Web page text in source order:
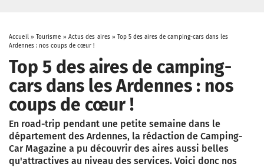
Accueil» Tourisme » Actus des aires »Top 5 des aires de camping-cars dans les
Ardennes : nos coups de cœur !
Top 5 des aires de camping-
cars dans les Ardennes : nos
coups de cœur !
En road-trip pendant une petite semaine dans le
département des Ardennes, la rédaction de Camping-
Car Magazine a pu découvrir des aires aussi belles
qu'attractives au niveau des services. Voici donc nos